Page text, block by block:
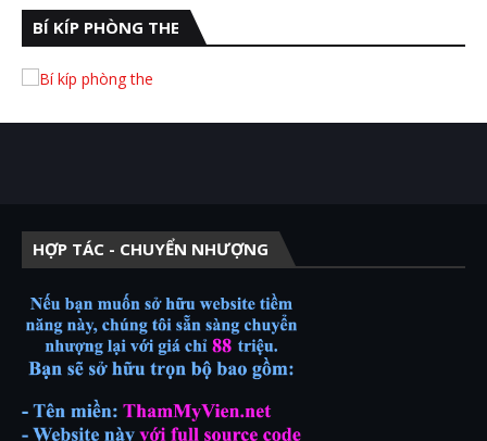
BÍ KÍP PHÒNG THE
HỢP TÁC - CHUYỂN NHƯỢNG